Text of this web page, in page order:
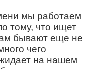
мы работаем
тому, что ищет
бывают еще не
чего
на нашем